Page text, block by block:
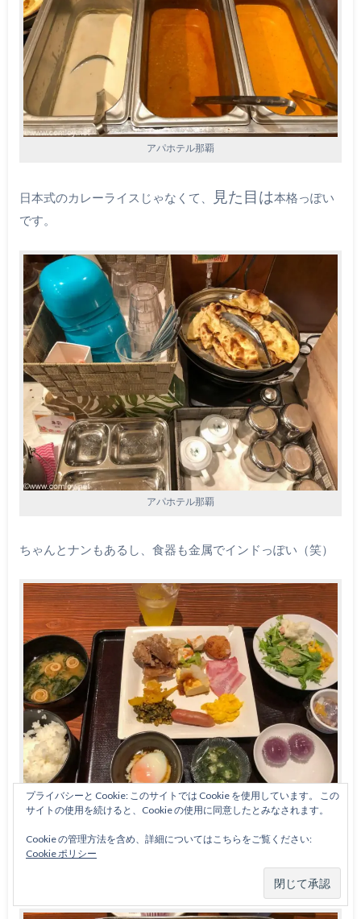
アパホテル那覇
日本式のカレーライスじゃなくて、 見た目は本格っぽい
です。
アパホテル那覇
ちゃんとナンもあるし、食器も金属でインドっぽい（笑）
プライバシーと Cookie: このサイトでは Cookie を使用しています。 この
サイトの使用を続けると、Cookie の使用に同意したとみなされます。
Cookie の管理方法を含め、詳細についてはこちらをご覧ください:
Cookie ポリシー